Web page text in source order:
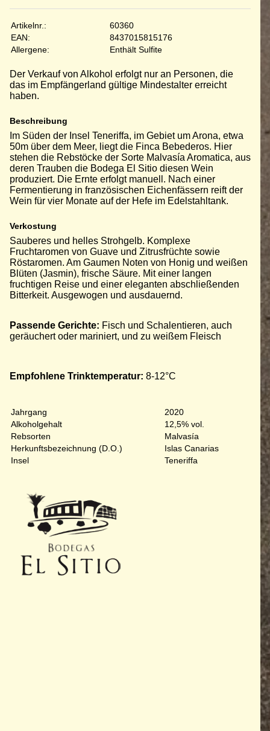
Artikelnr.:
60360
EAN:
8437015815176
Allergene:
Enthält Sulfite
Der Verkauf von Alkohol erfolgt nur an Personen, die
das im Empfängerland gültige Mindestalter erreicht
haben.
Beschreibung
Im Süden der Insel Teneriffa, im Gebiet um Arona, etwa
50m über dem Meer, liegt die Finca Bebederos. Hier
stehen die Rebstöcke der Sorte Malvasía Aromatica, aus
deren Trauben die Bodega El Sitio diesen Wein
produziert. Die Ernte erfolgt manuell. Nach einer
Fermentierung in französischen Eichenfässern reift der
Wein für vier Monate auf der Hefe im Edelstahltank.
Verkostung
Sauberes und helles Strohgelb. Komplexe
Fruchtaromen von Guave und Zitrusfrüchte sowie
Röstaromen. Am Gaumen Noten von Honig und weißen
Blüten (Jasmin), frische Säure. Mit einer langen
fruchtigen Reise und einer eleganten abschließenden
Bitterkeit. Ausgewogen und ausdauernd.
Passende Gerichte: Fisch und Schalentieren, auch
geräuchert oder mariniert, und zu weißem Fleisch
Empfohlene Trinktemperatur: 8-12°C
Jahrgang
2020
Alkoholgehalt
12,5% vol.
Rebsorten
Malvasía
Herkunftsbezeichnung (D.O.)
Islas Canarias
Insel
Teneriffa